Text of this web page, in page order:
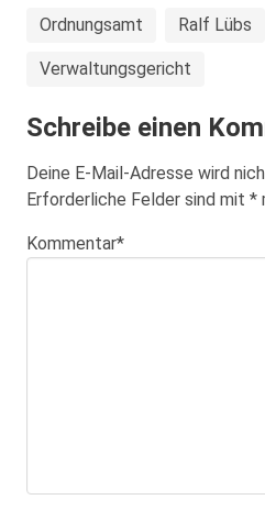
Ordnungsamt Ralf Lübs
Verwaltungsgericht
Schreibe einen
Deine E-Mail-Adresse wird
Erforderliche Felder sind mit *
Kommentar*